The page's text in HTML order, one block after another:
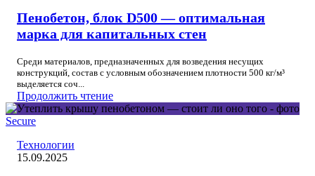
Пенобетон, блок D500 — оптимальная
марка для капитальных стен
Среди материалов, предназначенных для возведения несущих
конструкций, состав с условным обозначением плотности 500 кг/м³
выделяется соч...
Продолжить чтение
Secure
Технологии
15.09.2025